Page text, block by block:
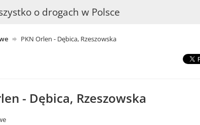
o drogach w Polsce
PKN Orlen - Dębica, Rzeszowska
- Dębica, Rzeszowska